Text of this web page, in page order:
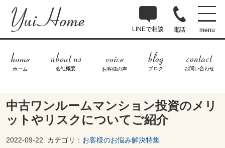
LINEで相談 電話 menu
ホーム 会社概要 お客様の声 ブログ お問い合わせ
中古ワンルームマンション投資のメリ
ットやリスクについてご紹介
2022-09-22 カテゴリ： お客様のお悩み解決特集